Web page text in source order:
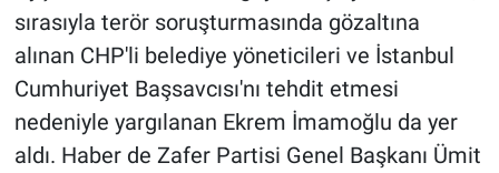
sırasıyla terör soruşturmasında gözaltına
alınan CHP'li belediye yöneticileri ve İstanbul
Cumhuriyet Başsavcısı'nı tehdit etmesi
nedeniyle yargılanan Ekrem İmamoğlu da yer
aldı. Haber de Zafer Partisi Genel Başkanı Ümit
Teknoloji
Türkiye'nin Geleceği
Türkiye'nin Gündemi